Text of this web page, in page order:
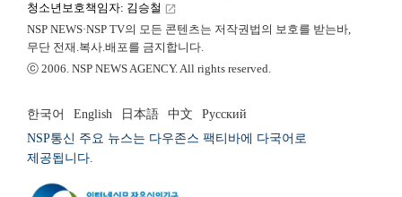
청소년보호책임자: 김승철 launch
NSP NEWS·NSP TV의 모든 콘텐츠는 저작권법의 보호를 받는바,
무단 전재.복사.배포를 금지합니다.
ⓒ 2006. NSP NEWS AGENCY. All rights reserved.
한국어 English 日本語 中文
Русский
NSP통신 주요 뉴스는 다우존스 팩티바에 다국어로
제공됩니다.